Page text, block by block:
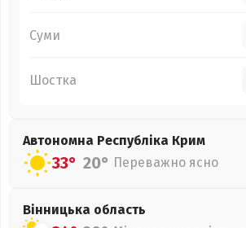
Суми
Шостка
Автономна Республіка Крим
33° 20° Переважно ясно
Вінницька область